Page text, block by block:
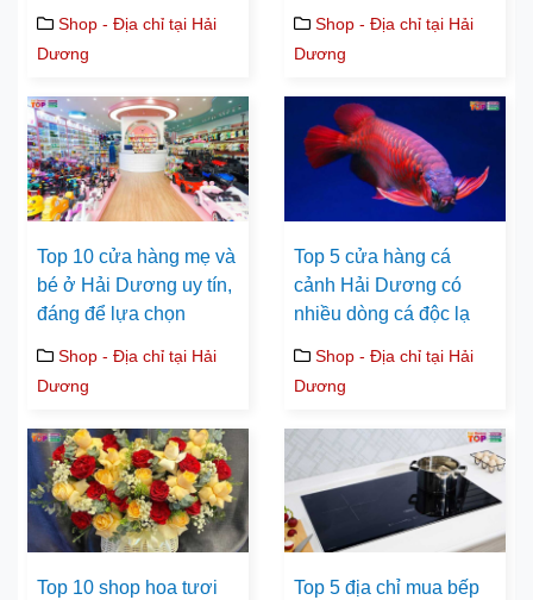
Shop - Địa chỉ tại Hải
Dương
Shop - Địa chỉ tại Hải
Dương
Top 10 cửa hàng mẹ và
bé ở Hải Dương uy tín,
đáng để lựa chọn
Shop - Địa chỉ tại Hải
Dương
Top 5 cửa hàng cá
cảnh Hải Dương có
nhiều dòng cá độc lạ
Shop - Địa chỉ tại Hải
Dương
Top 10 shop hoa tươi
Top 5 địa chỉ mua bếp